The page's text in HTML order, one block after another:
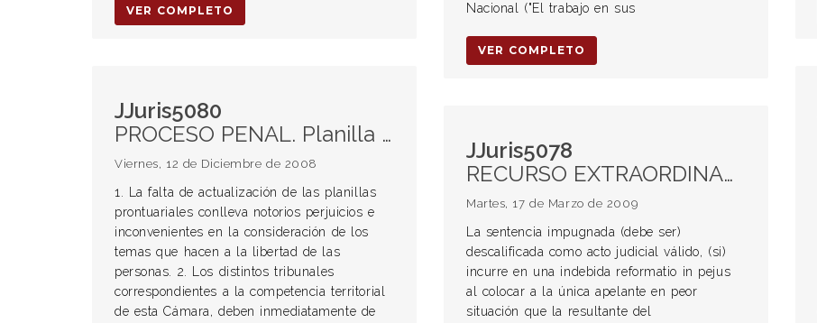
VER COMPLETO
Nacional ("El trabajo en sus
VER COMPLETO
JJuris5080
PROCESO PENAL. Planilla prontuarial. Necesidad de su actualización. TRIBUNALES PENALES. Necesidad de comunicar decisiones que modifiquen la situación procesal de una persona sometida a proceso.
Viernes, 12 de Diciembre de 2008
1. La falta de actualización de las planillas
prontuariales conlleva notorios perjuicios e
inconvenientes en la consideración de los
temas que hacen a la libertad de las
personas. 2. Los distintos tribunales
correspondientes a la competencia territorial
de esta Cámara, deben inmediatamente de
JJuris5078
RECURSO EXTRAORDINARIO. Procedencia. REFORMATIO IN PEJUS. Indebido agravamiento de la situación de la única apelante. GARANTÍAS CONSTITUCIONALES. Defensa en juicio y propiedad. Violación.
Martes, 17 de Marzo de 2009
La sentencia impugnada (debe ser)
descalificada como acto judicial válido, (si)
incurre en una indebida reformatio in pejus
al colocar a la única apelante en peor
situación que la resultante del